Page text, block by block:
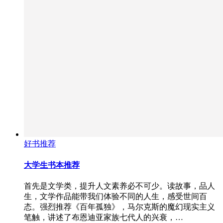
好书推荐
大学生书本推荐
首先是文学类，提升人文素养必不可少。读故事，品人
生，文学作品能带我们体验不同的人生，感受世间百
态。强烈推荐《百年孤独》，马尔克斯的魔幻现实主义
笔触，讲述了布恩迪亚家族七代人的兴衰，…